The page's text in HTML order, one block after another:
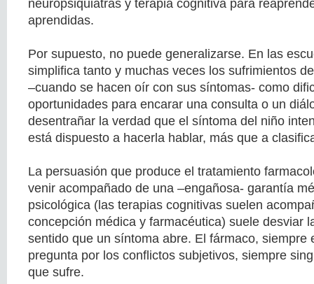
neuropsiquiatras y terapia cognitiva para
aprendidas.
Por supuesto, no puede generalizarse. En las
simplifica tanto y muchas veces los sufrimientos
–cuando se hacen oír con sus síntomas- como
oportunidades para encarar una consulta o un
desentrañar la verdad que el síntoma del niño
está dispuesto a hacerla hablar, más que a
La persuasión que produce el tratamiento
venir acompañado de una –engañosa- garantía
psicológica (las terapias cognitivas suelen
concepción médica y farmacéutica) suele desviar
sentido que un síntoma abre. El fármaco, siempre
pregunta por los conflictos subjetivos, siempre
que sufre.